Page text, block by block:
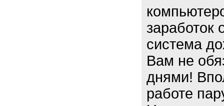
заработок
система
Вам не
днями!
работе